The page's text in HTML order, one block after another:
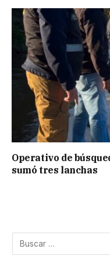
Operativo de
sumó tres lanchas